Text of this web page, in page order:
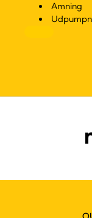
Amning